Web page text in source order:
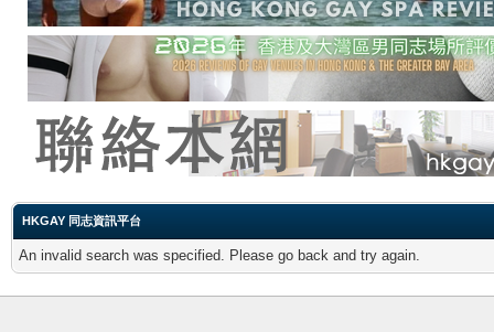
HKGAY 同志資訊平台
An invalid search was specified. Please go back and try again.